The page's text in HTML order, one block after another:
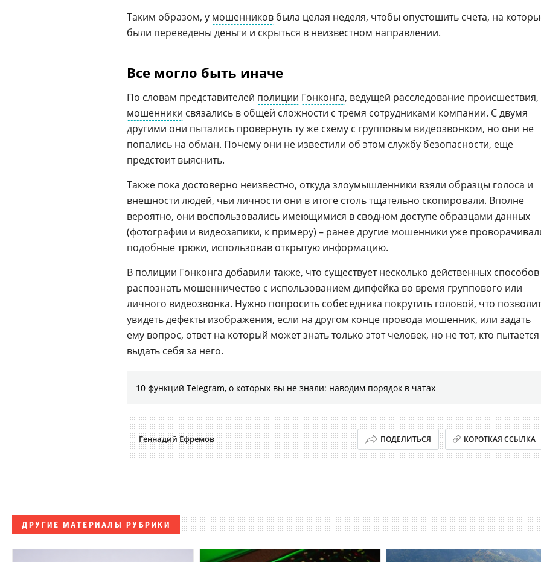
Таким образом, у мошенников была целая неделя, чтобы опустошить счета, на
были переведены деньги и скрыться в неизвестном направлении.
Все могло быть иначе
По словам представителей полиции Гонконга, ведущей расследование происшествия,
мошенники связались в общей сложности с тремя сотрудниками компании. С двумя
другими они пытались провернуть ту же схему с групповым видеозвонком, но они не
попались на обман. Почему они не известили об этом службу безопасности, еще
предстоит выяснить.
Также пока достоверно неизвестно, откуда злоумышленники взяли образцы голоса и
внешности людей, чьи личности они в итоге столь тщательно скопировали. Вполне
вероятно, они воспользовались имеющимися в сводном доступе образцами данных
(фотографии и видеозапики, к примеру) – ранее другие мошенники уже
подобные трюки, использовав открытую информацию.
В полиции Гонконга добавили также, что существует несколько действенных способов
распознать мошенничество с использованием дипфейка во время группового или
личного видеозвонка. Нужно попросить собеседника покрутить головой, что позволит
увидеть дефекты изображения, если на другом конце провода мошенник, или задать
ему вопрос, ответ на который может знать только этот человек, но не тот, кто пытается
выдать себя за него.
10 функций Telegram, о которых вы не знали: наводим порядок в чатах
Геннадий Ефремов ПОДЕЛИТЬСЯ КОРОТКАЯ ССЫЛКА
ДРУГИЕ МАТЕРИАЛЫ РУБРИКИ